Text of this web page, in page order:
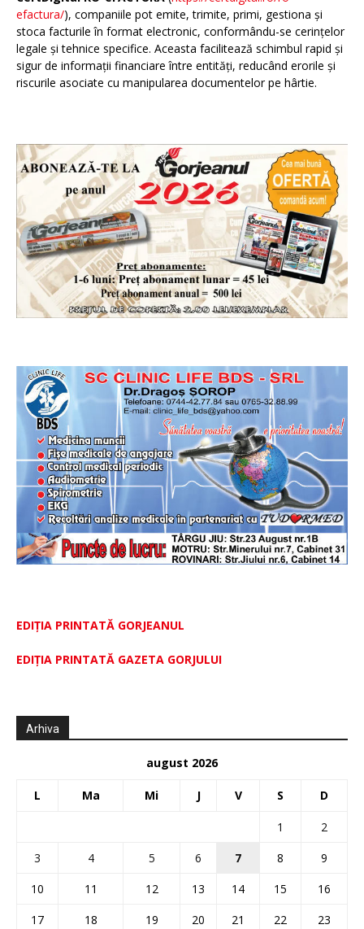
efactura/), companiile pot emite, trimite, primi, gestiona și
stoca facturile în format electronic, conformându-se cerințelor
legale și tehnice specifice. Aceasta facilitează schimbul rapid și
sigur de informații financiare între entități, reducând erorile și
riscurile asociate cu manipularea documentelor pe hârtie.
EDIȚIA PRINTATĂ GORJEANUL
EDIŢIA PRINTATĂ GAZETA GORJULUI
Arhiva
august 2026
L Ma Mi J V S D
1
2
3
4 5 6 7 8
9
10
11 12 13 14 15
16
17
18 19 20 21 22 23